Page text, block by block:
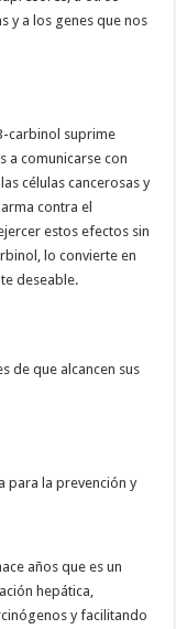
y a los genes que nos
carbinol suprime
a comunicarse con
células cancerosas y
contra el
estos efectos sin
lo convierte en
deseable.
de que alcancen sus
para la prevención y
años que es un
hepática,
y facilitando